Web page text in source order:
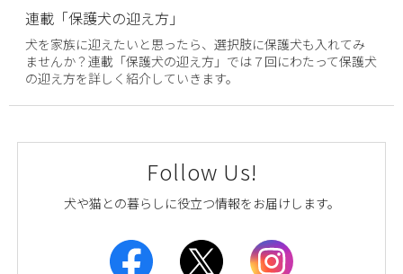
連載「保護犬の迎え方」
犬を家族に迎えたいと思ったら、選択肢に保護犬も入れてみ
ませんか？連載「保護犬の迎え方」では７回にわたって保護犬
の迎え方を詳しく紹介していきます。
Follow Us!
犬や猫との暮らしに役立つ情報をお届けします。